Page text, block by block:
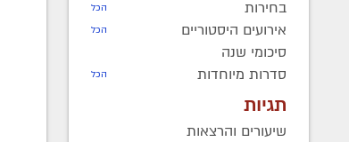
בחירות הכל
אירועים היסטוריים הכל
סיכומי שנה
סדרות מיוחדות
הכל
תגיות
שיעורים והרצאות